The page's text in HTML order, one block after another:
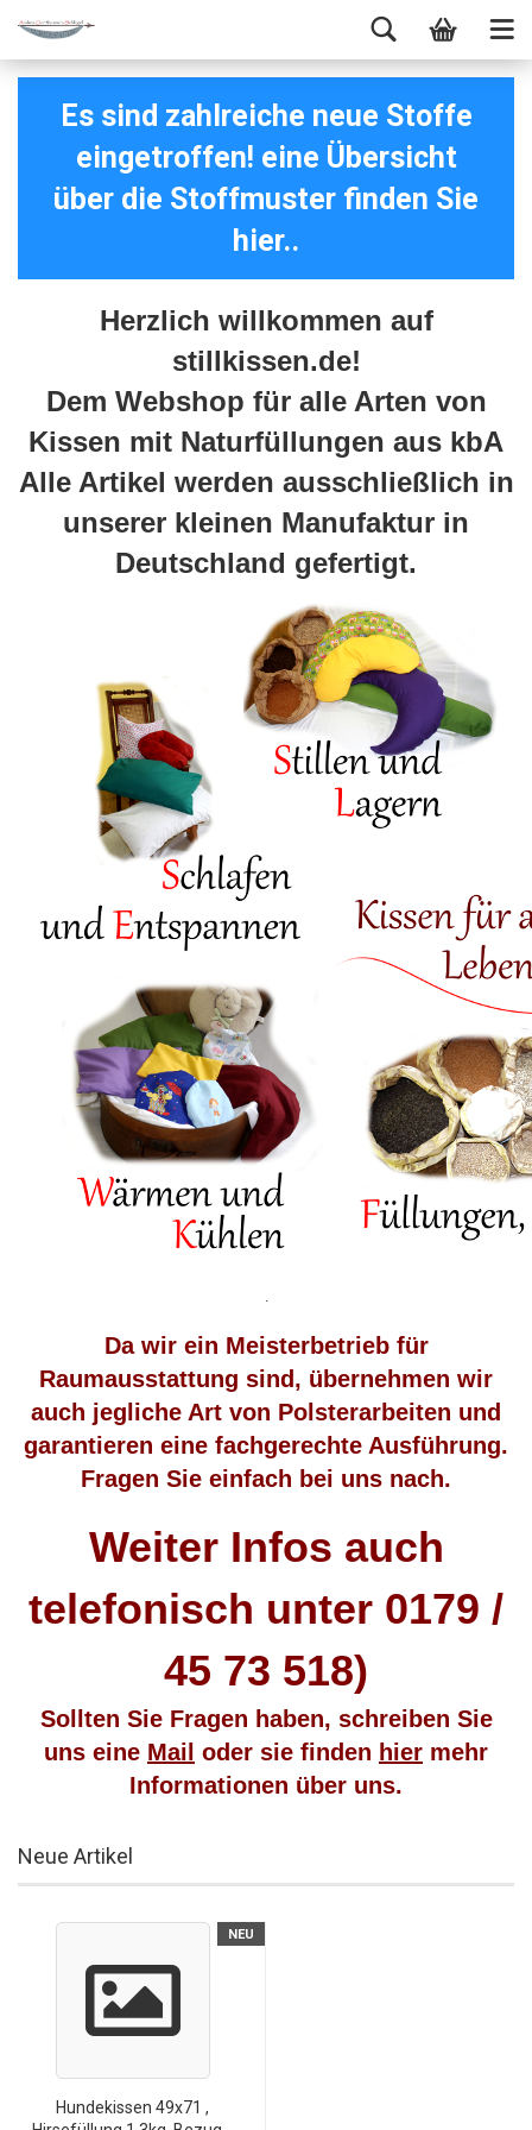
Es sind zahlreiche neue Stoffe
eingetroffen! eine Übersicht
über die Stoffmuster finden Sie
hier..
Herzlich willkommen auf
stillkissen.de!
Dem Webshop für alle Arten von
Kissen mit Naturfüllungen aus kbA
Alle Artikel werden ausschließlich in
unserer kleinen Manufaktur in
Deutschland gefertigt.
.
Da wir ein Meisterbetrieb für
Raumausstattung sind, übernehmen wir
auch jegliche Art von Polsterarbeiten und
garantieren eine fachgerechte Ausführung.
Fragen Sie einfach bei uns nach.
Weiter Infos auch
telefonisch unter 0179 /
45 73 518)
Sollten Sie Fragen haben, schreiben Sie
uns eine Mail oder sie finden hier mehr
Informationen über uns.
Neue Artikel
NEU
Hundekissen 49x71 ,